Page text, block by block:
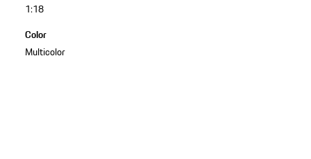
1:18
Color
Multicolor